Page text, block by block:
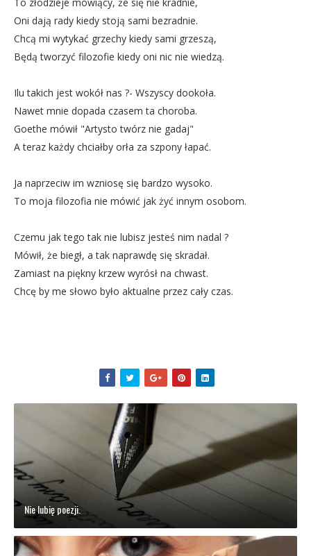
Oni dają rady kiedy stoją sami bezradnie.
Chcą mi wytykać grzechy kiedy sami grzeszą,
Będą tworzyć filozofie kiedy oni nic nie wiedzą.
Ilu takich jest wokół nas ?- Wszyscy dookoła.
Nawet mnie dopada czasem ta choroba.
Goethe mówił "Artysto twórz nie gadaj"
A teraz każdy chciałby orła za szpony łapać.
Ja naprzeciw im wzniosę się bardzo wysoko.
To moja filozofia nie mówić jak żyć innym osobom.
Czemu jak tego tak nie lubisz jesteś nim nadal ?
Mówił, że biegł, a tak naprawdę się skradał.
Zamiast na piękny krzew wyrósł na chwast.
Chcę by me słowo było aktualne przez cały czas.
Nie lubię poezji.